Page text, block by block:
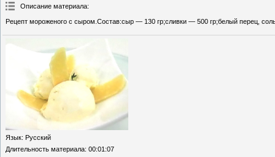
Описание материала:
Рецепт мороженого с сыром.Состав:сыр — 130 гр;сливки — 500 гр;белый перец,
Язык: Русский
Длительность материала: 00:01:07